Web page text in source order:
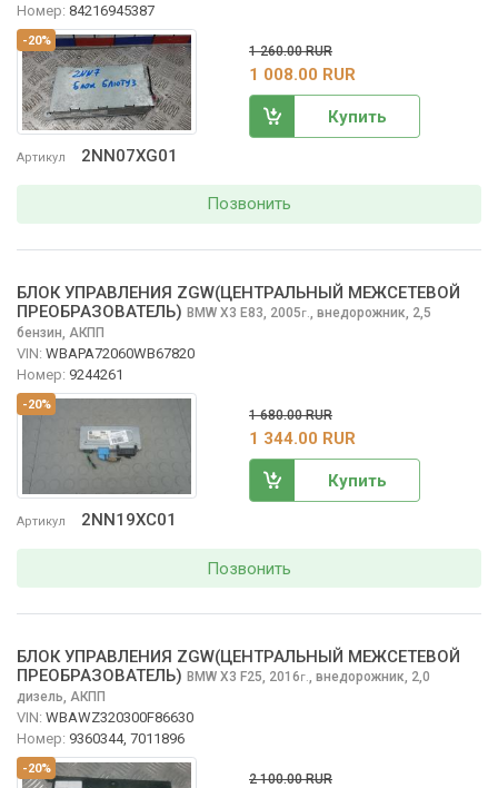
-20%
Артикул 2NN07XG01
Номер: 84216945387
1 260.00 RUR
1 008.00 RUR
Купить
Позвонить
-20%
Артикул 2NN19XC01
БЛОК УПРАВЛЕНИЯ ZGW(ЦЕНТРАЛЬНЫЙ МЕЖСЕТЕВОЙ
ПРЕОБРАЗОВАТЕЛЬ) BMW X3 E83, 2005г.
внедорожник, 2,5
бензин, АКПП
VIN: WBAPA72060WB67820
Номер: 9244261
1 680.00 RUR
1 344.00 RUR
Купить
Позвонить
-20%
БЛОК УПРАВЛЕНИЯ ZGW(ЦЕНТРАЛЬНЫЙ МЕЖСЕТЕВОЙ
ПРЕОБРАЗОВАТЕЛЬ) BMW X3 F25, 2016г. внедорожник, 2,0
дизель, АКПП
VIN: WBAWZ320300F86630
Номер: 9360344, 7011896
2 100.00 RUR